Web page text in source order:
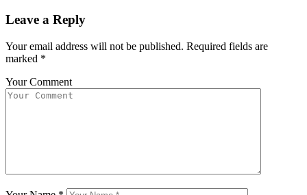
Leave a Reply
Your email address will not be published. Required fields are
marked *
Your Comment